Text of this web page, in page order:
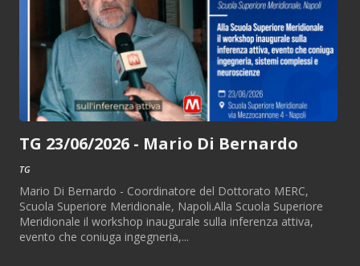
TG 23/06/2026 - Mario Di Bernardo
TG
Mario Di Bernardo - Coordinatore del Dottorato MERC,
Scuola Superiore Meridionale, Napoli.Alla Scuola Superiore
Meridionale il workshop inaugurale sulla inferenza attiva,
evento che coniuga ingegneria,...